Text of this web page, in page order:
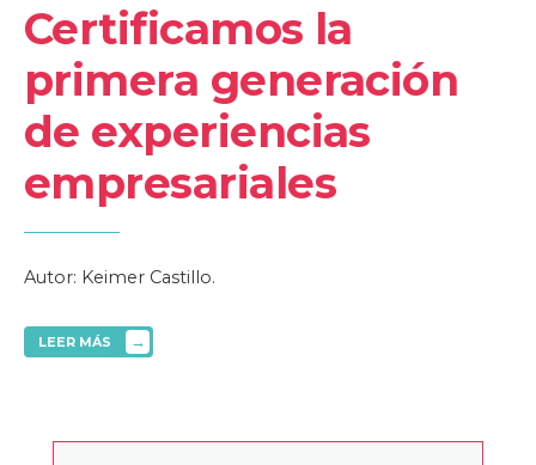
Certificamos la
primera generación
de experiencias
empresariales
Autor: Keimer Castillo.
LEER MÁS →